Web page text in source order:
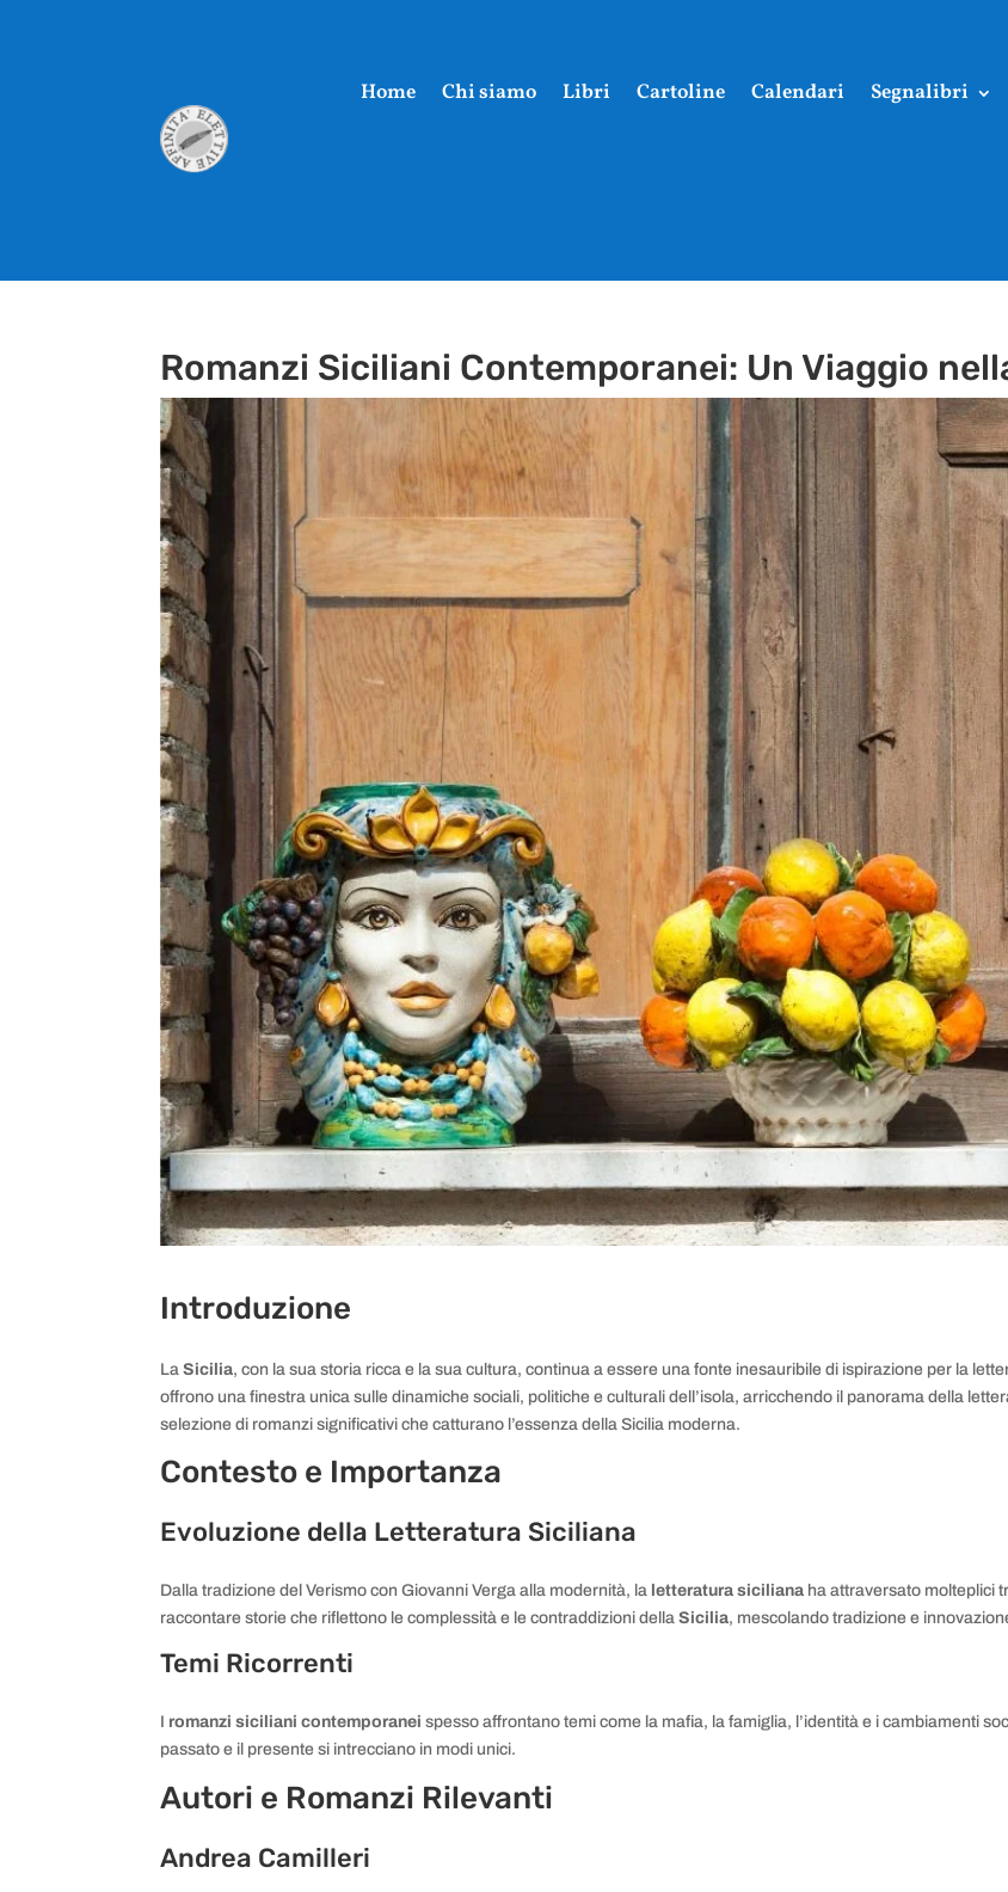
Home Chi siamo Libri Cartoline Calendari Segnalibri
Romanzi Siciliani Contemporanei: Un Viaggio
Introduzione
LaSicilia, con la sua storia ricca e la sua cultura, continua a essere una fonte inesauribile di ispirazione per la
offrono una finestra unica sulle dinamiche sociali, politiche e culturali dell’isola, arricchendo il panorama della
selezione di romanzi significativi che catturano l’essenza della Sicilia moderna.
Contesto e Importanza
Evoluzione della Letteratura Siciliana
Dalla tradizione del Verismo con Giovanni Verga alla modernità, la letteratura siciliana ha attraversato molteplici
raccontare storie che riflettono le complessità e le contraddizioni dellaSicilia, mescolando tradizione e
Temi Ricorrenti
I romanzi siciliani contemporanei spesso affrontano temi come la mafia, la famiglia, l’identità e i cambiamenti
passato e il presente si intrecciano in modi unici.
Autori e Romanzi Rilevanti
Andrea Camilleri